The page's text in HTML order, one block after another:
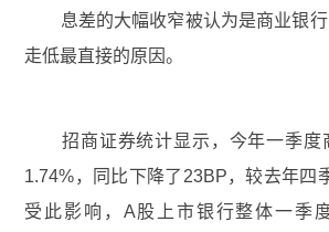
息差的大幅收窄被认为是商业银行
走低最直接的原因。
招商证券统计显示，今年一季度
1.74%，同比下降了23BP，较去年四
受此影响，A股上市银行整体一季